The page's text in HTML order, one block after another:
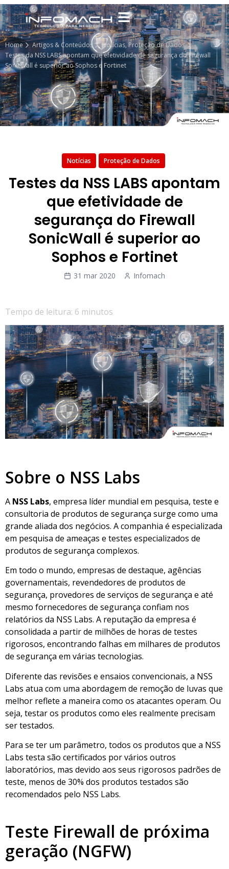
Home Artigos & Conteúdos Notícias,Proteção de Dados
Testes da NSS LABS apontam que efetividade de segurança do Firewall
SonicWall é superior ao Sophos e Fortinet
Notícias Proteção de Dados
Testes da NSS LABS apontam
que efetividade de
segurança do Firewall
SonicWall é superior ao
Sophos e Fortinet
31 mar 2020 Infomach
Tempo de leitura: 6 minutos
Sobre o NSS Labs
A NSS Labs, empresa líder mundial em pesquisa, teste e
consultoria de produtos de segurança surge como uma
grande aliada dos negócios. A companhia é especializada
em pesquisa de ameaças e testes especializados de
produtos de segurança complexos.
Em todo o mundo, empresas de destaque, agências
governamentais, revendedores de produtos de
segurança, provedores de serviços de segurança e até
mesmo fornecedores de segurança confiam nos
relatórios da NSS Labs. A reputação da empresa é
consolidada a partir de milhões de horas de testes
rigorosos, encontrando falhas em milhares de produtos
de segurança em várias tecnologias.
Diferente das revisões e ensaios convencionais, a NSS
Labs atua com uma abordagem de remoção de luvas que
melhor reflete a maneira como os atacantes operam. Ou
seja, testar os produtos como eles realmente precisam
ser testados.
Para se ter um parâmetro, todos os produtos que a NSS
Labs testa são certificados por vários outros
laboratórios, mas devido aos seus rigorosos padrões de
teste, menos de 30% dos produtos testados são
recomendados pelo NSS Labs.
Teste Firewall de próxima
geração (NGFW)